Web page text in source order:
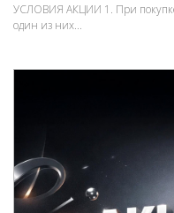
УСЛОВИЯ АКЦИИ 1. При
один из них...